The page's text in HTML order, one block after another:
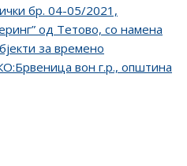
бр. 04-05/2021,
од Тетово, со намена
за времено
вон г.р., општина